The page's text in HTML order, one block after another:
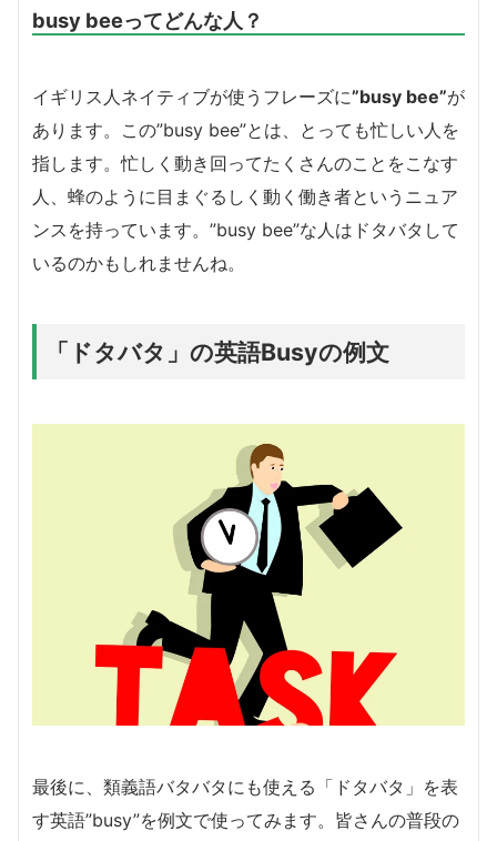
busy beeってどんな人？
イギリス人ネイティブが使うフレーズに”busy bee”が
あります。この”busy bee”とは、とっても忙しい人を
指します。忙しく動き回ってたくさんのことをこなす
人、蜂のように目まぐるしく動く働き者というニュア
ンスを持っています。”busy bee”な人はドタバタして
いるのかもしれませんね。
「ドタバタ」の英語Busyの例文
最後に、類義語バタバタにも使える「ドタバタ」を表
す英語”busy”を例文で使ってみます。皆さんの普段の